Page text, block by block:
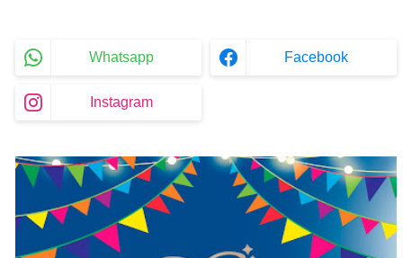
Whatsapp Facebook
Instagram